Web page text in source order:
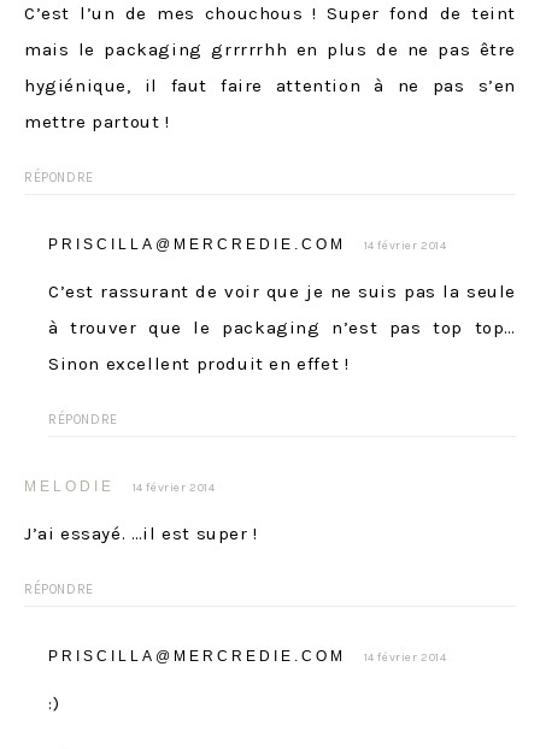
C’est l’un de mes chouchous ! Super fond de teint
mais le packaging grrrrrhh en plus de ne pas être
hygiénique, il faut faire attention à ne pas s’en
mettre partout !
RÉPONDRE
PRISCILLA@MERCREDIE.COM 14 février 2014
C’est rassurant de voir que je ne suis pas la seule
à trouver que le packaging n’est pas top top…
Sinon excellent produit en effet !
RÉPONDRE
MELODIE 14 février 2014
J’ai essayé. …il est super !
RÉPONDRE
PRISCILLA@MERCREDIE.COM 14 février 2014
:)